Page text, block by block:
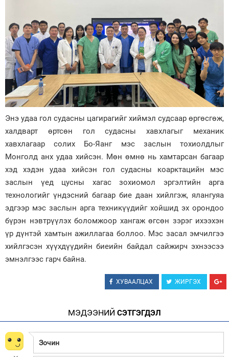
Энэ удаа гол судасны цагирагийг хиймэл судсаар өргөсгөж,
халдварт өртсөн гол судасны хавхлагыг механик
хавхлагаар солих Бо-Яанг мэс заслын тохиолдлыг
Монголд анх удаа хийсэн. Мөн өмнө нь хамтарсан багаар
хэд хэдэн удаа хийсэн гол судасны коарктацийн мэс
заслын үед цусны хагас зохиомол эргэлтийн арга
технологийг үндэсний багаар бие даан хийлгэж, ялангуяа
эдгээр мэс заслын арга техникүүдийг хойшид эх орондоо
бүрэн нэвтрүүлэх боломжоор хангаж өгсөн зэрэг ихээхэн
үр дүнтэй хамтын ажиллагаа боллоо. Мэс засал эмчилгээ
хийлгэсэн хүүхдүүдийн биеийн байдал сайжирч эхнээсээ
эмнэлгээс гарч байна.
ХУВААЛЦАХ ЖИРГЭХ
МЭДЭЭНИЙ СЭТГЭГДЭЛ